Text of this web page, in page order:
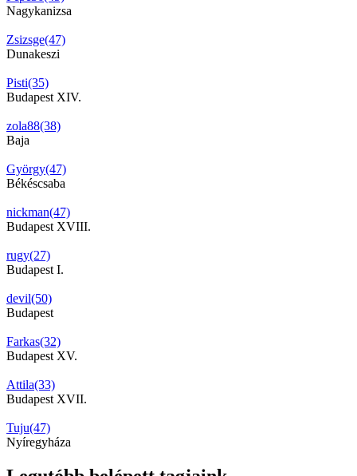
Nagykanizsa
Zsizsge(47)
Dunakeszi
Pisti(35)
Budapest XIV.
zola88(38)
Baja
György(47)
Békéscsaba
nickman(47)
Budapest XVIII.
rugy(27)
Budapest I.
devil(50)
Budapest
Farkas(32)
Budapest XV.
Attila(33)
Budapest XVII.
Tuju(47)
Nyíregyháza